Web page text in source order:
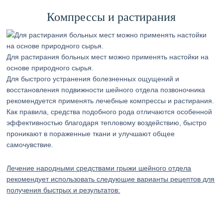
Компрессы и растирания
Для растирания больных мест можно применять настойки на
основе природного сырья.
Для быстрого устранения болезненных ощущений и
восстановления подвижности шейного отдела позвоночника
рекомендуется применять лечебные компрессы и растирания.
Как правила, средства подобного рода отличаются особенной
эффективностью благодаря тепловому воздействию, быстро
проникают в пораженные ткани и улучшают общее
самочувствие.
Лечение народными средствами грыжи шейного отдела
рекомендует использовать следующие варианты рецептов для
получения быстрых и результатов: